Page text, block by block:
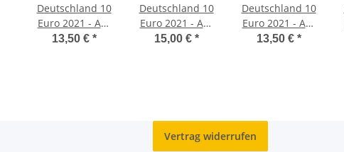
Deutschland 10
Euro 2021 - Auf
dem Wasser - F -
13,50 € *
Deutschland 10
Euro 2021 - Auf
dem Wasser - D
15,00 € *
Deutschland 10
Euro 2021 - Auf
dem Wasser - J -
13,50 € *
Vertrag widerrufen